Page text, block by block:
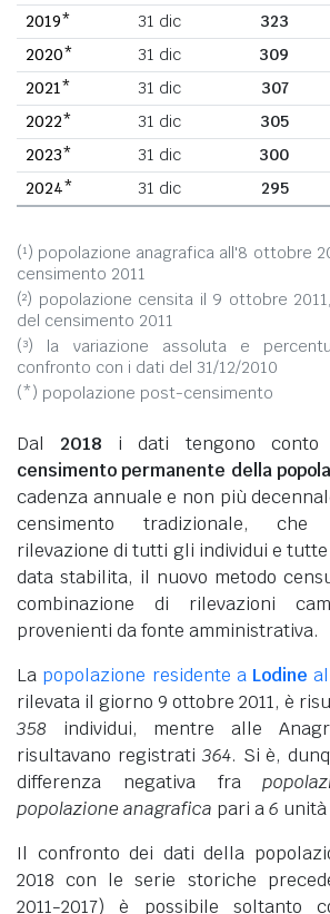
2019*
31 dic 323
2020*
31 dic 309
2021*
31 dic 307
2022*
31 dic 305
2023*
31 dic 300
2024*
31 dic 295
(¹) popolazione anagrafica all'8 ottobre
censimento 2011
(²) popolazione censita il 9 ottobre
del censimento 2011
(³) la variazione assoluta e
confronto con i dati del 31/12/2010
(*) popolazione post-censimento
Dal 2018 i dati tengono conto
censimento permanente della
cadenza annuale e non più
censimento tradizionale, che
rilevazione di tutti gli individui e
data stabilita, il nuovo metodo
combinazione di rilevazioni
provenienti da fonte amministrativa.
La popolazione residente a Lodine
rilevata il giorno 9 ottobre 2011, è
358 individui, mentre alle
risultavano registrati 364. Si è,
differenza negativa fra
popolazione anagrafica pari a6 unità
Il confronto dei dati della
2018 con le serie storiche
2011-2017) è possibile soltanto